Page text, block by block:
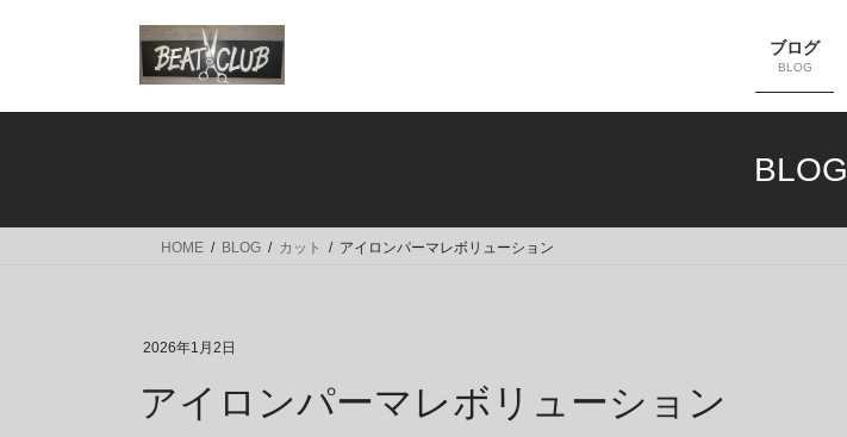
ブログ
BLOG
BLOG
HOME BLOG カット アイロンパーマレボリューション
2026年1月2日
アイロンパーマレボリューション